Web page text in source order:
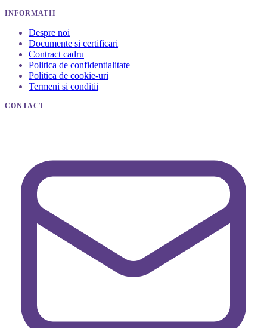
INFORMATII
Despre noi
Documente si certificari
Contract cadru
Politica de confidentialitate
Politica de cookie-uri
Termeni si conditii
CONTACT